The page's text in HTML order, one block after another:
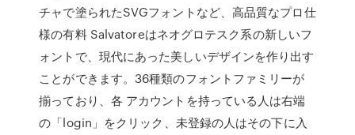
チャで塗られたSVGフォントなど、高品質なプロ仕
様の有料 Salvatoreはネオグロテスク系の新しいフ
ォントで、現代にあった美しいデザインを作り出す
ことができます。36種類のフォントファミリーが
揃っており、各 アカウントを持っている人は右端
の「login」をクリック、未登録の人はその下に入